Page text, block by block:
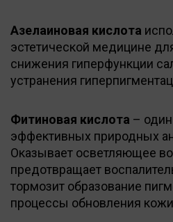
Азелаиновая кислота
эстетической медицине
снижения гиперфункции
устранения
Фитиновая кислота –
эффективных природных
Оказывает осветляющее
предотвращает
тормозит образование
процессы обновления